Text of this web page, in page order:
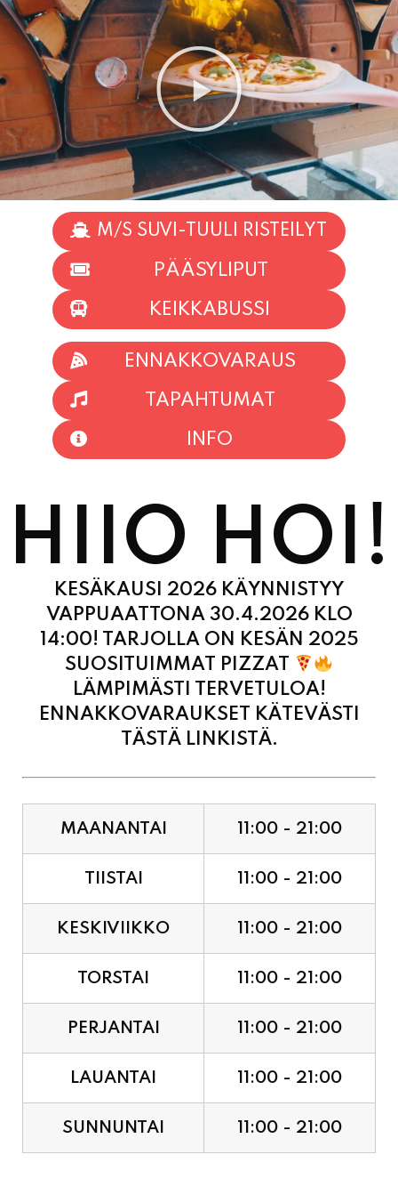
M/S SUVI-TUULI RISTEILYT
PÄÄSYLIPUT
KEIKKABUSSI
ENNAKKOVARAUS
TAPAHTUMAT
INFO
HIIO HOI!
KESÄKAUSI 2026 KÄYNNISTYY
VAPPUAATTONA 30.4.2026 KLO
14:00! TARJOLLA ON KESÄN 2025
SUOSITUIMMAT PIZZAT
LÄMPIMÄSTI TERVETULOA!
ENNAKKOVARAUKSET KÄTEVÄSTI
TÄSTÄ LINKISTÄ.
TIISTAI 11:00 - 21:00
KESKIVIIKKO 11:00 - 21:00
TORSTAI 11:00 - 21:00
PERJANTAI 11:00 - 21:00
LAUANTAI 11:00 - 21:00
SUNNUNTAI 11:00 - 21:00